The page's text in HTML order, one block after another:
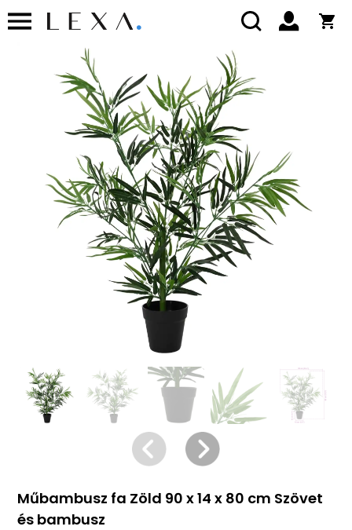
Műbambusz fa Zöld 90 x 14 x 80 cm Szövet
és bambusz